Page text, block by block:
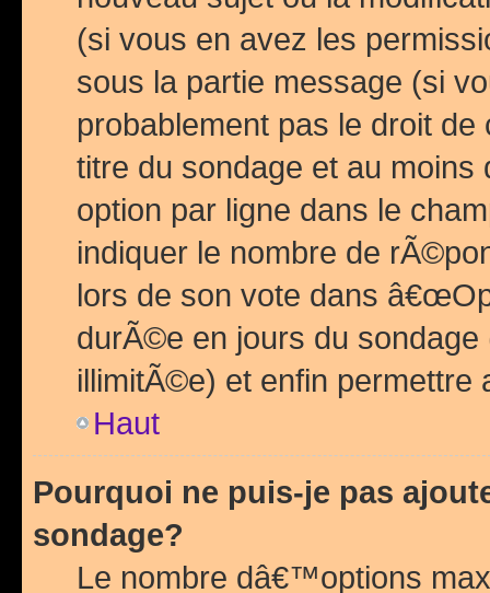
(si vous en avez les
sous la partie message (si
probablement pas le droit
titre du sondage et au
option par ligne dans le
indiquer le nombre de
lors de son vote dans
durÃ©e en jours du
illimitÃ©e) et enfin permettre
Haut
Pourquoi ne puis-je pas
sondage?
Le nombre dâ€™options